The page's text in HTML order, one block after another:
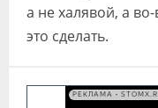
а не халявой, а во-
это сделать.
РЕКЛАМА •